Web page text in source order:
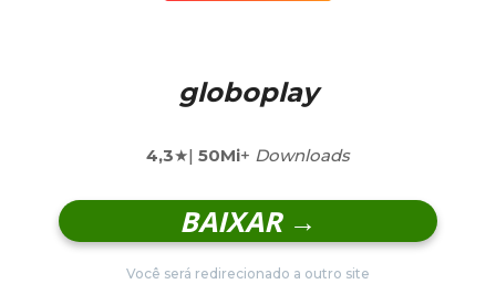
globoplay
4,3★| 50Mi+ Downloads
BAIXAR →
Você será redirecionado a outro site